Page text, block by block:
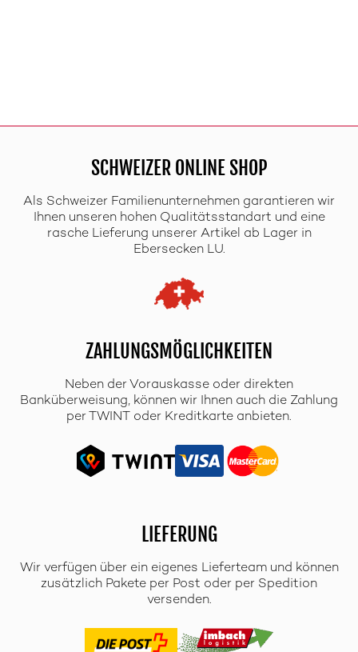
SCHWEIZER ONLINE SHOP
Als Schweizer Familienunternehmen garantieren wir
Ihnen unseren hohen Qualitätsstandart und eine
rasche Lieferung unserer Artikel ab Lager in
Ebersecken LU.
ZAHLUNGSMÖGLICHKEITEN
Neben der Vorauskasse oder direkten
Banküberweisung, können wir Ihnen auch die Zahlung
per TWINT oder Kreditkarte anbieten.
LIEFERUNG
Wir verfügen über ein eigenes Lieferteam und können
zusätzlich Pakete per Post oder per Spedition
versenden.